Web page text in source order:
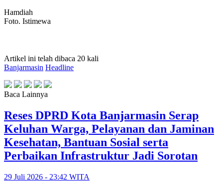
Hamdiah
Foto. Istimewa
Artikel ini telah dibaca 20 kali
Banjarmasin Headline
Baca Lainnya
Reses DPRD Kota Banjarmasin Serap
Keluhan Warga, Pelayanan dan Jaminan
Kesehatan, Bantuan Sosial serta
Perbaikan Infrastruktur Jadi Sorotan
29 Juli 2026 - 23:42 WITA